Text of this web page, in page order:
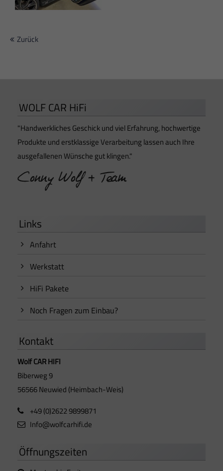
Zurück
WOLF CAR HiFi
"Handwerkliches Geschick und viel Erfahrung, hochwertige
Produkte und erstklassige Verarbeitung lassen auch Ihre
ausgefallenen Wünsche gut klingen."
Links
Anfahrt
Werkstatt
HiFi Pakete
Noch Fragen zum Einbau?
Kontakt
Wolf CAR HIFI
Biberweg 9
56566 Neuwied (Heimbach-Weis)
+49 (0)2622 9899871
Info@wolfcarhifi.de
Öffnungszeiten